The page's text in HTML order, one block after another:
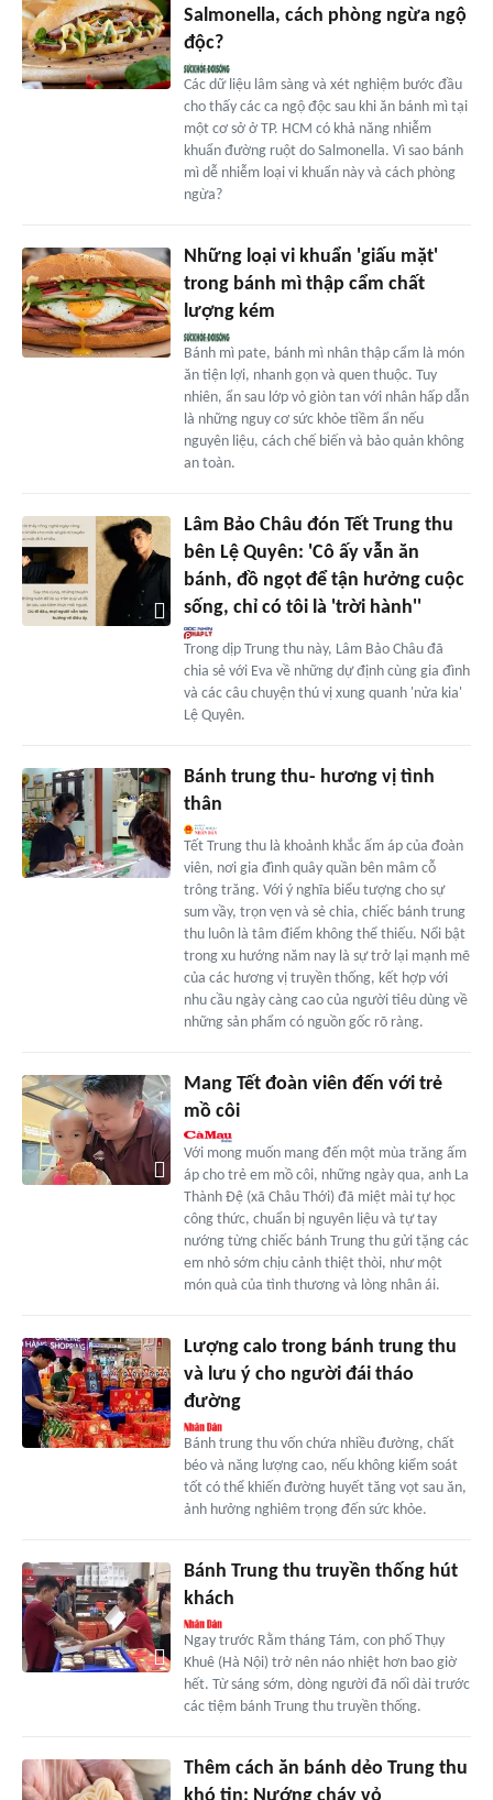
Salmonella, cách phòng ngừa ngộ
độc?
Các dữ liệu lâm sàng và xét nghiệm bước đầu
cho thấy các ca ngộ độc sau khi ăn bánh mì tại
một cơ sở ở TP. HCM có khả năng nhiễm
khuẩn đường ruột do Salmonella. Vì sao bánh
mì dễ nhiễm loại vi khuẩn này và cách phòng
ngừa?
Những loại vi khuẩn 'giấu mặt'
trong bánh mì thập cẩm chất
lượng kém
Bánh mì pate, bánh mì nhân thập cẩm là món
ăn tiện lợi, nhanh gọn và quen thuộc. Tuy
nhiên, ẩn sau lớp vỏ giòn tan với nhân hấp dẫn
là những nguy cơ sức khỏe tiềm ẩn nếu
nguyên liệu, cách chế biến và bảo quản không
an toàn.
Lâm Bảo Châu đón Tết Trung thu
bên Lệ Quyên: 'Cô ấy vẫn ăn
bánh, đồ ngọt để tận hưởng cuộc
sống, chỉ có tôi là 'trời hành''
Trong dịp Trung thu này, Lâm Bảo Châu đã
chia sẻ với Eva về những dự định cùng gia đình
và các câu chuyện thú vị xung quanh 'nửa kia'
Lệ Quyên.
Bánh trung thu- hương vị tình
thân
Tết Trung thu là khoảnh khắc ấm áp của đoàn
viên, nơi gia đình quây quần bên mâm cỗ
trông trăng. Với ý nghĩa biểu tượng cho sự
sum vầy, trọn vẹn và sẻ chia, chiếc bánh trung
thu luôn là tâm điểm không thể thiếu. Nổi bật
trong xu hướng năm nay là sự trở lại mạnh mẽ
của các hương vị truyền thống, kết hợp với
nhu cầu ngày càng cao của người tiêu dùng về
những sản phẩm có nguồn gốc rõ ràng.
Mang Tết đoàn viên đến với trẻ
mồ côi
Với mong muốn mang đến một mùa trăng ấm
áp cho trẻ em mồ côi, những ngày qua, anh La
Thành Đệ (xã Châu Thới) đã miệt mài tự học
công thức, chuẩn bị nguyên liệu và tự tay
nướng từng chiếc bánh Trung thu gửi tặng các
em nhỏ sớm chịu cảnh thiệt thòi, như một
món quà của tình thương và lòng nhân ái.
Lượng calo trong bánh trung thu
và lưu ý cho người đái tháo
đường
Bánh trung thu vốn chứa nhiều đường, chất
béo và năng lượng cao, nếu không kiểm soát
tốt có thể khiến đường huyết tăng vọt sau ăn,
ảnh hưởng nghiêm trọng đến sức khỏe.
Bánh Trung thu truyền thống hút
khách
Ngay trước Rằm tháng Tám, con phố Thụy
Khuê (Hà Nội) trở nên náo nhiệt hơn bao giờ
hết. Từ sáng sớm, dòng người đã nối dài trước
các tiệm bánh Trung thu truyền thống.
Thêm cách ăn bánh dẻo Trung thu
khó tin: Nướng cháy vỏ